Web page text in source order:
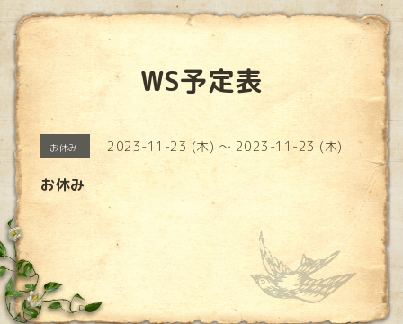
WS予定表
お休み 2023-11-23 (木) ～ 2023-11-23 (木)
お休み